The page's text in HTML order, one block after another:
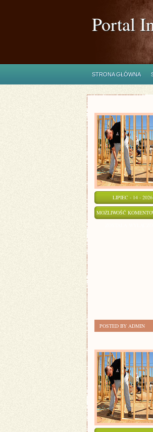
Portal
STRONA GŁÓWNA
LIPIEC - 14 - 2026
MOŻLIWOŚĆ
POSTED BY ADMIN